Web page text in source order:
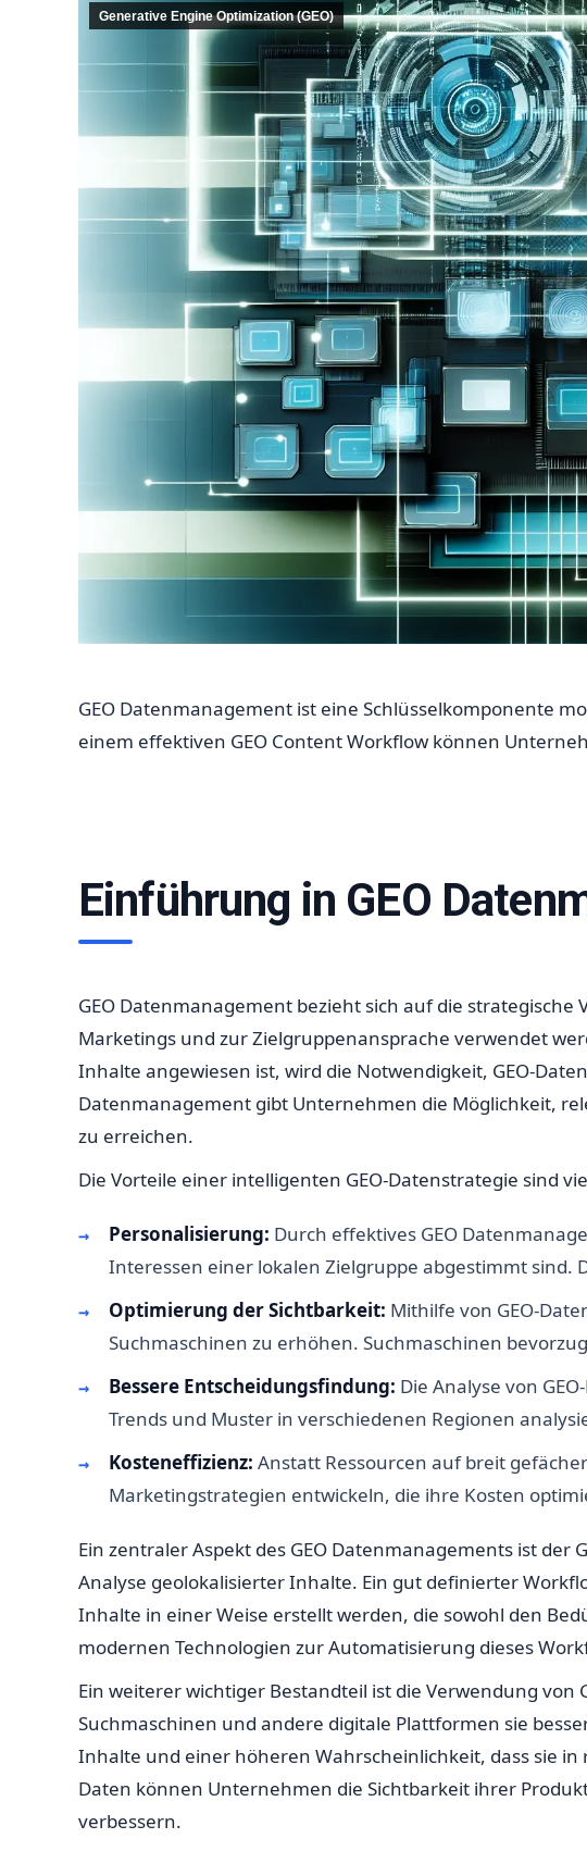
Generative Engine Optimization (GEO)
GEO Datenmanagement ist eine Schlüsselkomponente
einem effektiven GEO Content Workflow können
Einführung in GEO
GEO Datenmanagement bezieht sich auf die
Marketings und zur Zielgruppenansprache verwendet
Inhalte angewiesen ist, wird die Notwendigkeit, GEO-
Datenmanagement gibt Unternehmen die Möglichkeit,
zu erreichen.
Die Vorteile einer intelligenten GEO-Datenstrategie sind
Personalisierung: Durch effektives GEO
Interessen einer lokalen Zielgruppe abgestimmt
Optimierung der Sichtbarkeit: Mithilfe von GEO-
Suchmaschinen zu erhöhen. Suchmaschinen
Bessere Entscheidungsfindung: Die Analyse von
Trends und Muster in verschiedenen Regionen
Kosteneffizienz: Anstatt Ressourcen auf breit
Marketingstrategien entwickeln, die ihre Kosten
Ein zentraler Aspekt des GEO Datenmanagements ist
Analyse geolokalisierter Inhalte. Ein gut definierter
Inhalte in einer Weise erstellt werden, die sowohl den
modernen Technologien zur Automatisierung dieses
Ein weiterer wichtiger Bestandteil ist die Verwendung
Suchmaschinen und andere digitale Plattformen sie
Inhalte und einer höheren Wahrscheinlichkeit, dass sie
Daten können Unternehmen die Sichtbarkeit ihrer
verbessern.